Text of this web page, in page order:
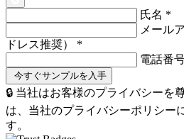
氏名 *
メール
ドレス推奨） *
電話番
🔒 当社はお客様のプライバシーを
は、当社のプライバシーポリシー
す。